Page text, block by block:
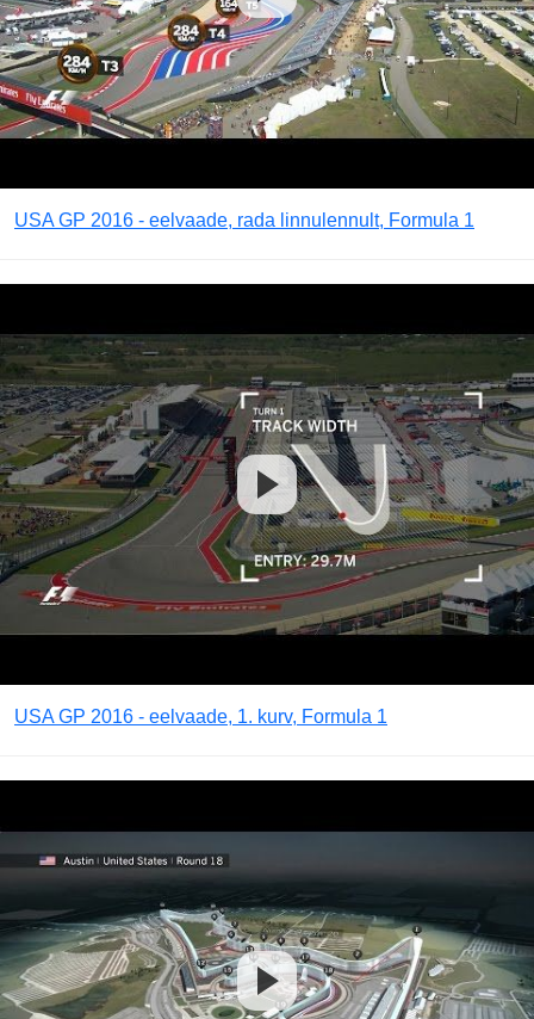
USA GP 2016 - eelvaade, rada linnulennult, Formula 1
USA GP 2016 - eelvaade, 1. kurv, Formula 1